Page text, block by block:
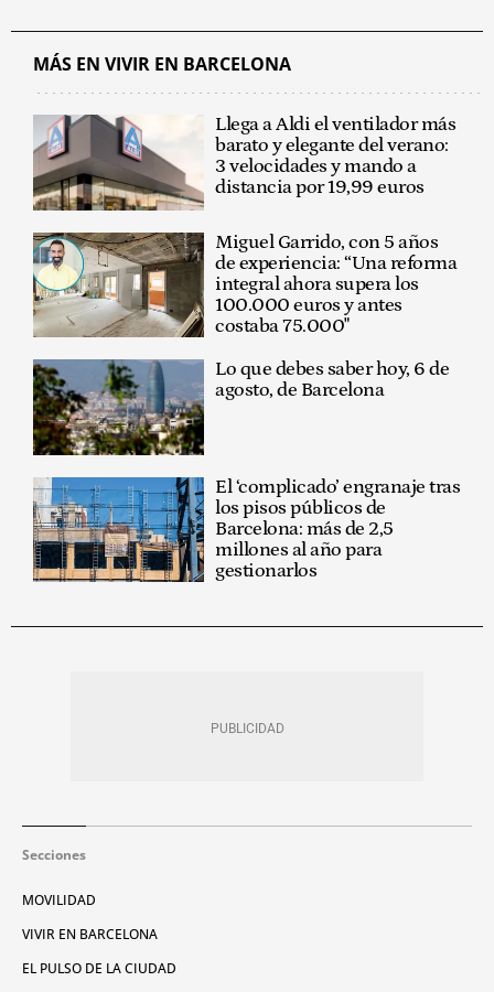
MÁS EN VIVIR EN BARCELONA
Llega a Aldi el ventilador más
barato y elegante del verano:
3 velocidades y mando a
distancia por 19,99 euros
Miguel Garrido, con 5 años
de experiencia: “Una reforma
integral ahora supera los
100.000 euros y antes
costaba 75.000"
Lo que debes saber hoy, 6 de
agosto, de Barcelona
El ‘complicado’ engranaje tras
los pisos públicos de
Barcelona: más de 2,5
millones al año para
gestionarlos
Secciones
MOVILIDAD
VIVIR EN BARCELONA
EL PULSO DE LA CIUDAD